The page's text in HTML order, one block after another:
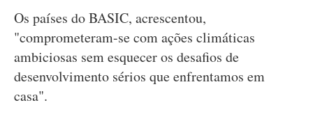
Os países do BASIC, acrescentou,
"comprometeram-se com ações climáticas
ambiciosas sem esquecer os desafios de
desenvolvimento sérios que enfrentamos em
casa".